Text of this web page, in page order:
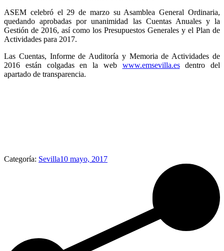
ASEM celebró el 29 de marzo su Asamblea General Ordinaria,
quedando aprobadas por unanimidad las Cuentas Anuales y la
Gestión de 2016, así como los Presupuestos Generales y el Plan de
Actividades para 2017.
Las Cuentas, Informe de Auditoría y Memoria de Actividades de
2016 están colgadas en la web www.emsevilla.esdentro del
apartado de transparencia.
Categoría: Sevilla10 mayo, 2017